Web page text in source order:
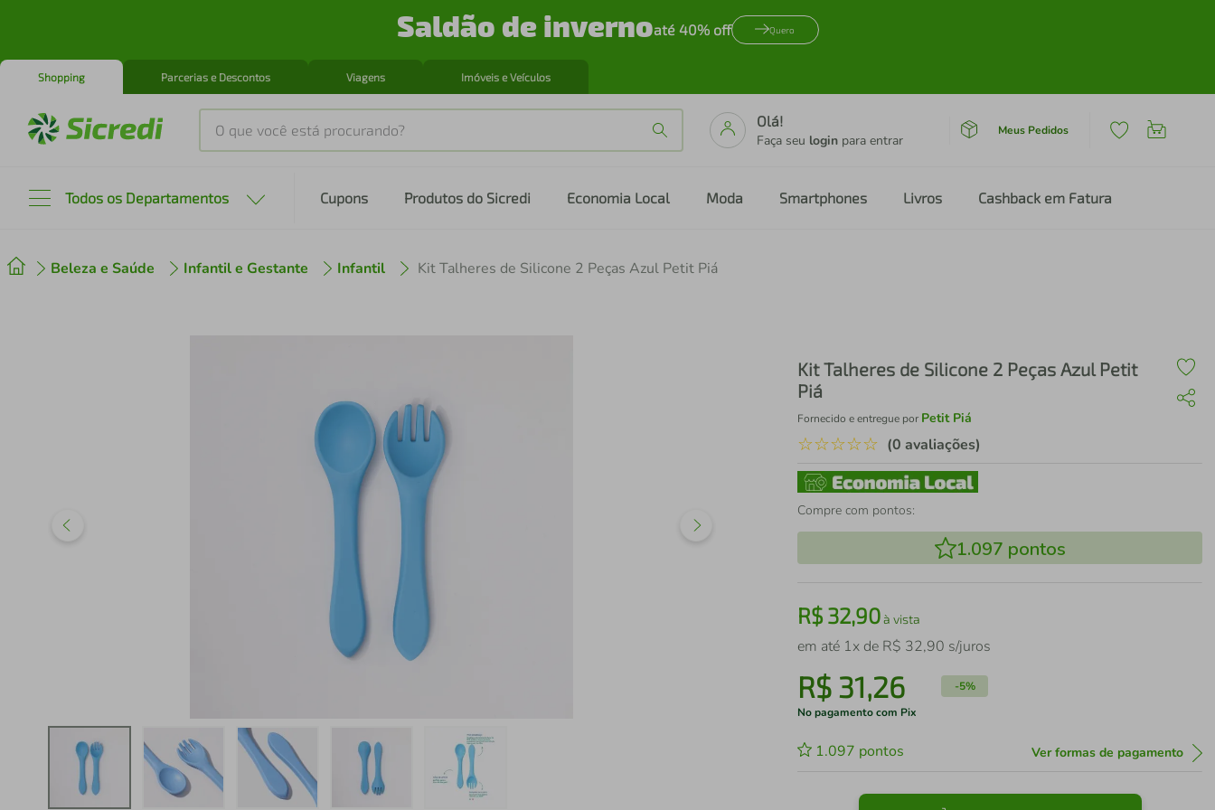
Saldão de invernoaté 40% off Quero
Shopping Parcerias e Descontos Viagens Imóveis e Veículos
O que você está procurando?
Olá!
Faça seu login para entrar
Meus Pedidos
Todos os Departamentos Cupons Produtos do Sicredi Economia Local Moda Smartphones Livros Cashback em Fatura
Beleza e Saúde Infantil e Gestante Infantil Kit Talheres de Silicone 2 Peças Azul Petit Piá
Kit Talheres de Silicone 2 Peças Azul Petit
Piá
Fornecido e entregue por Petit Piá
☆☆☆☆☆ (0 avaliações)
Compre com pontos:
1.097 pontos
R$32,90à vista
em até 1x de R$ 32,90 s/juros
R$ 31,26 -5%
No pagamento com Pix
1.097 pontos Ver formas de pagamento
2º cafeteira